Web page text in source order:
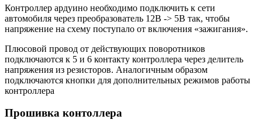
Контроллер ардуино необходимо подключить к сети
автомобиля через преобразователь 12В -> 5В так, чтобы
напряжение на схему поступало от включения «зажигания».
Плюсовой провод от действующих поворотников
подключаются к 5 и 6 контакту контроллера через делитель
напряжения из резисторов. Аналогичным образом
подключаются кнопки для дополнительных режимов работы
контроллера
Прошивка контоллера